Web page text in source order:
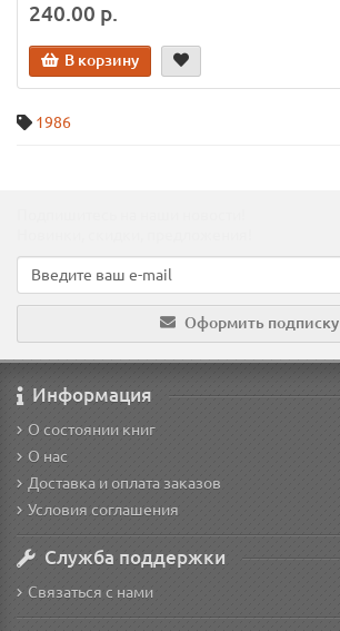
240.00 р.
В корзину
1986
Оформить подписку
Информация
О состоянии книг
О нас
Доставка и оплата заказов
Условия соглашения
Служба поддержки
Связаться с нами